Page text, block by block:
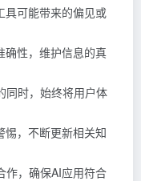
具可能带来的偏见或
确性，维护信息的真
同时，始终将用户体
惕，不断更新相关知
作，确保AI应用符合